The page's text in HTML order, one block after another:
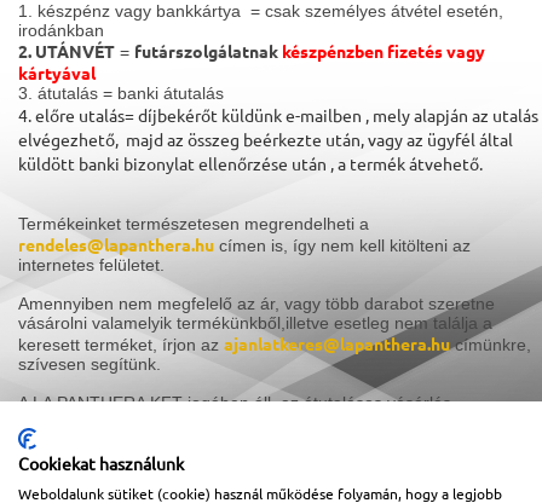
1. készpénz vagy bankkártya = csak személyes átvétel esetén,
irodánkban
2. UTÁNVÉT = futárszolgálatnak készpénzben fizetés vagy
kártyával
3. átutalás = banki átutalás
4. előre utalás= díjbekérőt küldünk e-mailben , mely alapján az utalás
elvégezhető, majd az összeg beérkezte után, vagy az ügyfél által
küldött banki bizonylat ellenőrzése után , a termék átvehető.
Termékeinket természetesen megrendelheti a
rendeles@lapanthera.hu címen is, így nem kell kitölteni az
internetes felületet.
Amennyiben nem megfelelő az ár, vagy több darabot szeretne
vásárolni valamelyik termékünkből,illetve esetleg nem találja a
keresett terméket, írjon az ajanlatkeres@lapanthera.hucímünkre,
szívesen segítünk.
A LA PANTHERA KFT jogában áll, az átutalásos vásárlás
Cookiekat használunk
Weboldalunk sütiket (cookie) használ működése folyamán, hogy a legjobb